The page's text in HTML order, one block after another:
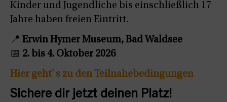
Kinder und Jugendliche bis einschließlich 17
Jahre haben freien Eintritt.
📍 Erwin Hymer Museum, Bad Waldsee
📅 2. bis 4. Oktober 2026
Hier geht`s zu den Teilnahebedingungen
Sichere dir jetzt deinen Platz!